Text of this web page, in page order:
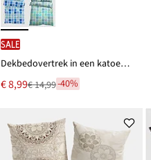
SALE
Dekbedovertrek in een katoenmix
Nu
voor
€ 8,99
Van € 14,99-40%